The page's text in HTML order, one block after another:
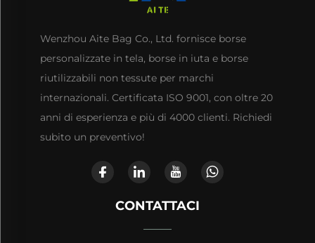
Wenzhou Aite Bag Co., Ltd. fornisce borse
personalizzate in tela, borse in iuta e borse
riutilizzabili non tessute per marchi
internazionali. Certificata ISO 9001, con oltre 20
anni di esperienza e più di 4000 clienti. Richiedi
subito un preventivo!
CONTATTACI